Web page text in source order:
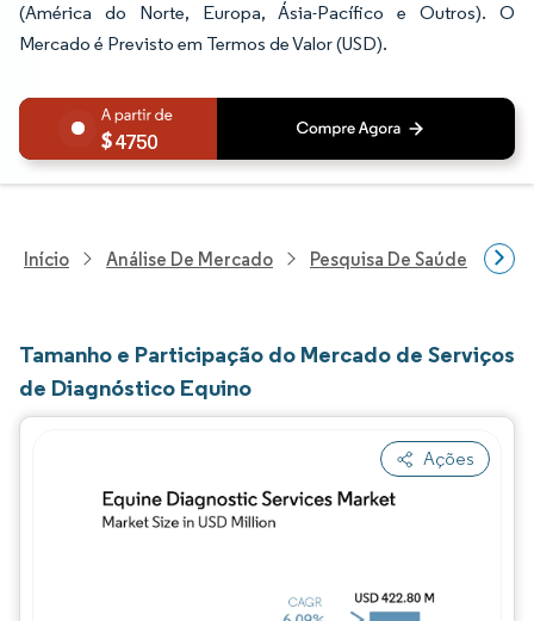
(América do Norte, Europa, Ásia-Pacífico e Outros). O
Mercado é Previsto em Termos de Valor (USD).
4750
Início Análise De Mercado Pesquisa De Saúde
Tamanho e Participação do Mercado de Serviços
de Diagnóstico Equino
Ações